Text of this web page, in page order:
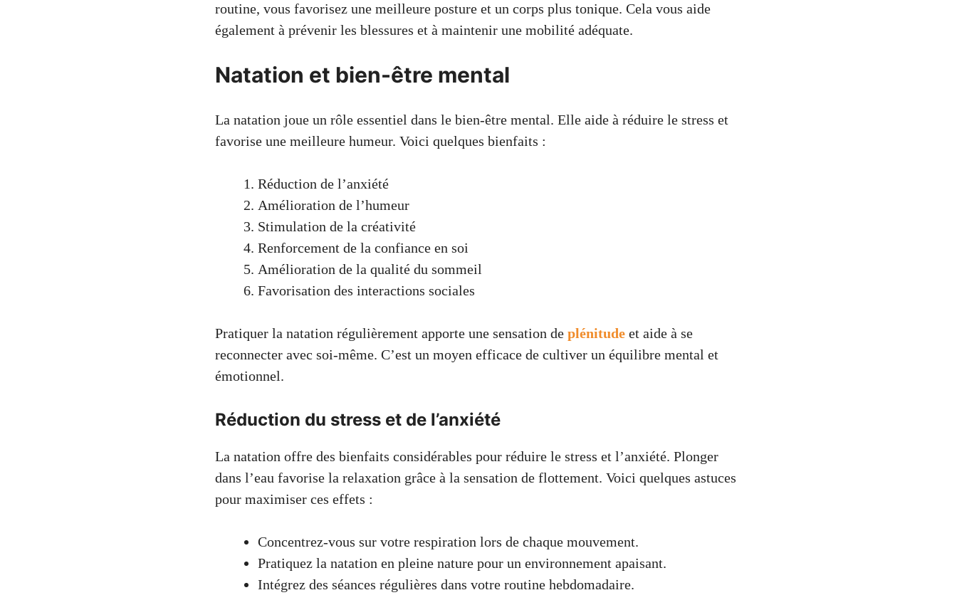
routine, vous favorisez une meilleure posture et un corps plus tonique. Cela vous aide
également à prévenir les blessures et à maintenir une mobilité adéquate.
Natation et bien-être mental
La natation joue un rôle essentiel dans le bien-être mental. Elle aide à réduire le stress et
favorise une meilleure humeur. Voici quelques bienfaits :
Réduction de l’anxiété
Amélioration de l’humeur
Stimulation de la créativité
Renforcement de la confiance en soi
Amélioration de la qualité du sommeil
Favorisation des interactions sociales
Pratiquer la natation régulièrement apporte une sensation de plénitude et aide à se
reconnecter avec soi-même. C’est un moyen efficace de cultiver un équilibre mental et
émotionnel.
Réduction du stress et de l’anxiété
La natation offre des bienfaits considérables pour réduire le stress et l’anxiété. Plonger
dans l’eau favorise la relaxation grâce à la sensation de flottement. Voici quelques astuces
pour maximiser ces effets :
Concentrez-vous sur votre respiration lors de chaque mouvement.
Pratiquez la natation en pleine nature pour un environnement apaisant.
Intégrez des séances régulières dans votre routine hebdomadaire.